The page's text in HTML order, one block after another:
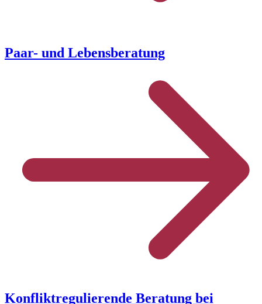
Paar- und Lebensberatung
Konfliktregulierende Beratung bei